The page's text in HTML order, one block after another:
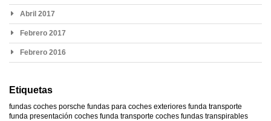
Abril 2017
Febrero 2017
Febrero 2016
Etiquetas
fundas coches porsche fundas para coches exteriores funda transporte
funda presentación coches funda transporte coches fundas transpirables